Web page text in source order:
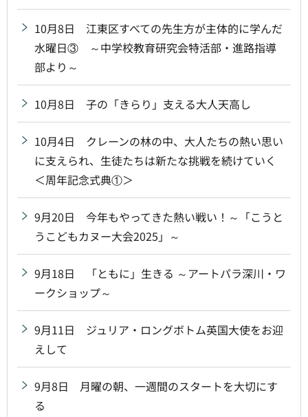
10月8日 江東区すべての先生方が主体的に学んだ
水曜日③ ～中学校教育研究会特活部・進路指導
部より～
10月8日 子の「きらり」支える大人天高し
10月4日 クレーンの林の中、大人たちの熱い思い
に支えられ、生徒たちは新たな挑戦を続けていく
＜周年記念式典①＞
9月20日 今年もやってきた熱い戦い！～「こうと
うこどもカヌー大会2025」～
9月18日 「ともに」生きる ～アートパラ深川・ワ
ークショップ～
9月11日 ジュリア・ロングボトム英国大使をお迎
えして
9月8日 月曜の朝、一週間のスタートを大切にす
る